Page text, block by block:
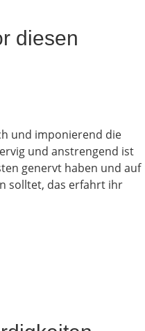
diesen
und imponierend die
und anstrengend ist
genervt haben und auf
solltet, das erfahrt ihr